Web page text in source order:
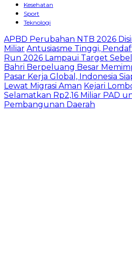
Kesehatan
Sport
Teknologi
APBD Perubahan NTB 2026
Miliar Antusiasme Tinggi,
Run 2026 Lampaui Target
Bahri Berpeluang Besar
Pasar Kerja Global, Indonesia
Lewat Migrasi Aman Kejari
Selamatkan Rp2,16 Miliar PAD
Pembangunan Daerah